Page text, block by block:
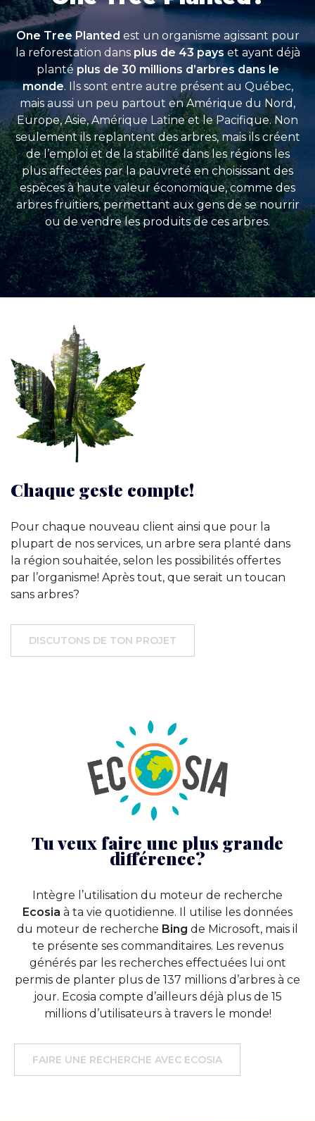
One Tree Planted est un organisme agissant pour
la reforestation dans plus de 43 pays et ayant déjà
planté plus de 30 millions d’arbres dans le
monde. Ils sont entre autre présent au Québec,
mais aussi un peu partout en Amérique du Nord,
Europe, Asie, Amérique Latine et le Pacifique. Non
seulement ils replantent des arbres, mais ils créent
de l’emploi et de la stabilité dans les régions les
plus affectées par la pauvreté en choisissant des
espèces à haute valeur économique, comme des
arbres fruitiers, permettant aux gens de se nourrir
ou de vendre les produits de ces arbres.
Chaque geste compte!
Pour chaque nouveau client ainsi que pour la
plupart de nos services, un arbre sera planté dans
la région souhaitée, selon les possibilités offertes
par l’organisme! Après tout, que serait un toucan
sans arbres?
DISCUTONS DE TON PROJET
Tu veux faire une plus grande
différence?
Intègre l’utilisation du moteur de recherche
Ecosia à ta vie quotidienne. Il utilise les données
du moteur de recherche Bing de Microsoft, mais il
te présente ses commanditaires. Les revenus
générés par les recherches effectuées lui ont
permis de planter plus de 137 millions d’arbres à ce
jour. Ecosia compte d’ailleurs déjà plus de 15
millions d’utilisateurs à travers le monde!
FAIRE UNE RECHERCHE AVEC ECOSIA